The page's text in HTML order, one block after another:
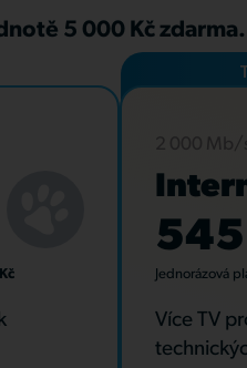
5 000 Kč zdarma.
545
Jednorázová
Více TV